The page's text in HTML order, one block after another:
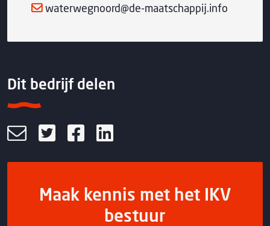
waterwegnoord@de-maatschappij.info
Dit bedrijf delen
Maak kennis met het IKV
bestuur